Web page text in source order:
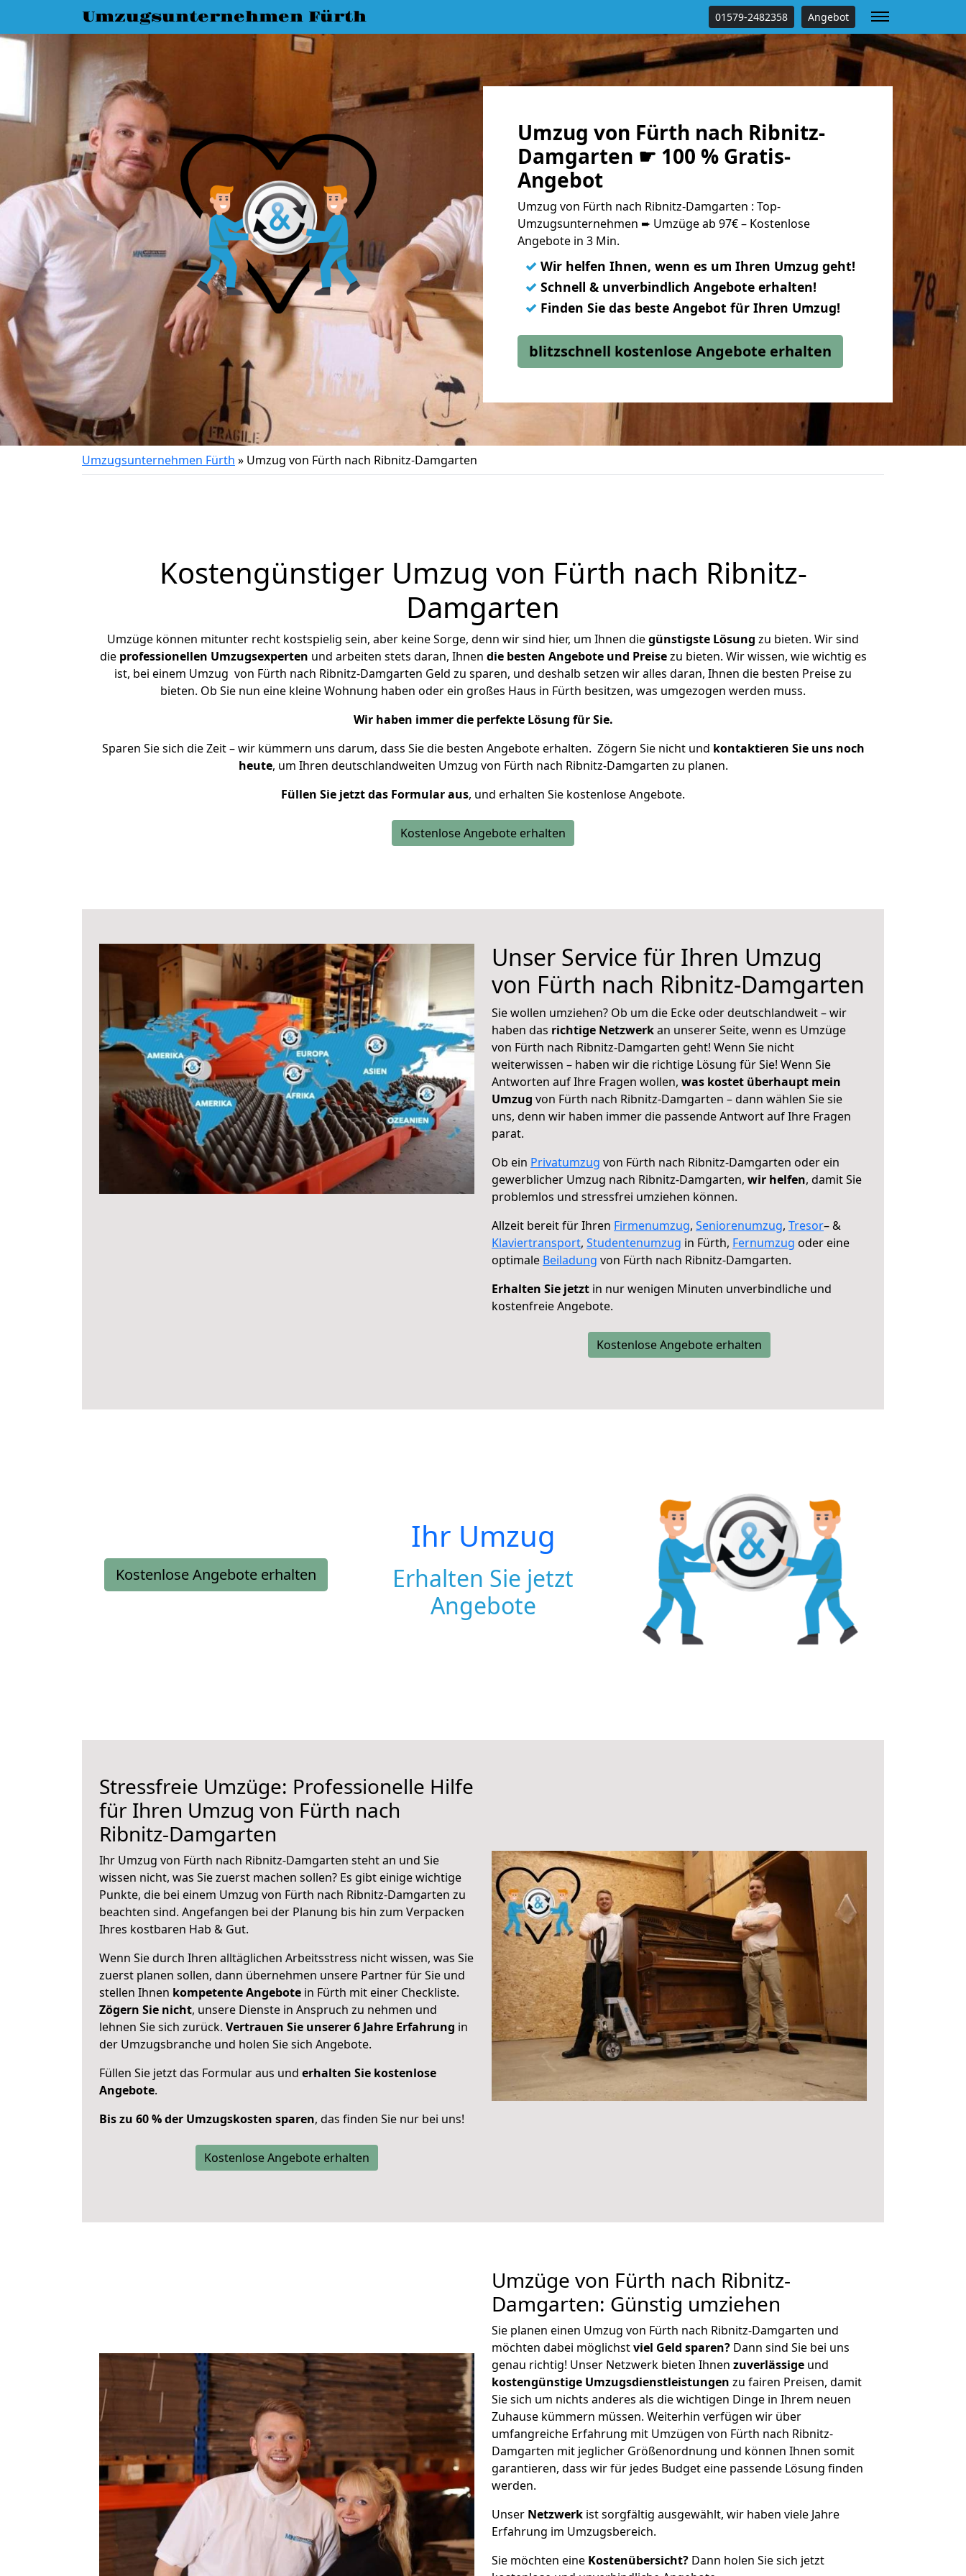
Umzugsunternehmen Fürth 01579-2482358 Angebot
Umzug von Fürth nach Ribnitz-
Damgarten ☛ 100 % Gratis-
Angebot
Umzug von Fürth nach Ribnitz-Damgarten : Top-
Umzugsunternehmen ➨ Umzüge ab 97€ – Kostenlose
Angebote in 3 Min.
✓ Wir helfen Ihnen, wenn es um Ihren Umzug geht!
✓ Schnell & unverbindlich Angebote erhalten!
✓ Finden Sie das beste Angebot für Ihren Umzug!
blitzschnell kostenlose Angebote erhalten
Umzugsunternehmen Fürth » Umzug von Fürth nach Ribnitz-Damgarten
Kostengünstiger Umzug von Fürth nach Ribnitz-
Damgarten
Umzüge können mitunter recht kostspielig sein, aber keine Sorge, denn wir sind hier, um Ihnen diegünstigste Lösung zu bieten. Wir sind
die professionellen Umzugsexperten und arbeiten stets daran, Ihnen die besten Angebote und Preisezu bieten. Wir wissen, wie wichtig es
ist, bei einem Umzug von Fürth nach Ribnitz-Damgarten Geld zu sparen, und deshalb setzen wir alles daran, Ihnen die besten Preise zu
bieten. Ob Sie nun eine kleine Wohnung haben oder ein großes Haus in Fürth besitzen, was umgezogen werden muss.
Wir haben immer die perfekte Lösung für Sie.
Sparen Sie sich die Zeit – wir kümmern uns darum, dass Sie die besten Angebote erhalten. Zögern Sie nicht und kontaktieren Sie uns noch
heute, um Ihren deutschlandweiten Umzug von Fürth nach Ribnitz-Damgarten zu planen.
Füllen Sie jetzt das Formular aus, und erhalten Sie kostenlose Angebote.
Kostenlose Angebote erhalten
Unser Service für Ihren Umzug
von Fürth nach Ribnitz-Damgarten
Sie wollen umziehen? Ob um die Ecke oder deutschlandweit – wir
haben das richtige Netzwerkan unserer Seite, wenn es Umzüge
von Fürth nach Ribnitz-Damgarten geht! Wenn Sie nicht
weiterwissen – haben wir die richtige Lösung für Sie! Wenn Sie
Antworten auf Ihre Fragen wollen, was kostet überhaupt mein
Umzug von Fürth nach Ribnitz-Damgarten – dann wählen Sie sie
uns, denn wir haben immer die passende Antwort auf Ihre Fragen
parat.
Ob ein Privatumzug von Fürth nach Ribnitz-Damgarten oder ein
gewerblicher Umzug nach Ribnitz-Damgarten, wir helfen, damit Sie
problemlos und stressfrei umziehen können.
Allzeit bereit für Ihren Firmenumzug, Seniorenumzug, Tresor– &
Klaviertransport, Studentenumzug in Fürth, Fernumzug oder eine
optimale Beiladung von Fürth nach Ribnitz-Damgarten.
Erhalten Sie jetzt in nur wenigen Minuten unverbindliche und
kostenfreie Angebote.
Kostenlose Angebote erhalten
Kostenlose Angebote erhalten
Ihr Umzug
Erhalten Sie jetzt
Angebote
Stressfreie Umzüge: Professionelle Hilfe
für Ihren Umzug von Fürth nach
Ribnitz-Damgarten
Ihr Umzug von Fürth nach Ribnitz-Damgarten steht an und Sie
wissen nicht, was Sie zuerst machen sollen? Es gibt einige wichtige
Punkte, die bei einem Umzug von Fürth nach Ribnitz-Damgarten zu
beachten sind. Angefangen bei der Planung bis hin zum Verpacken
Ihres kostbaren Hab & Gut.
Wenn Sie durch Ihren alltäglichen Arbeitsstress nicht wissen, was Sie
zuerst planen sollen, dann übernehmen unsere Partner für Sie und
stellen Ihnen kompetente Angebote in Fürth mit einer Checkliste.
Zögern Sie nicht, unsere Dienste in Anspruch zu nehmen und
lehnen Sie sich zurück. Vertrauen Sie unserer 6 Jahre Erfahrung in
der Umzugsbranche und holen Sie sich Angebote.
Füllen Sie jetzt das Formular aus und erhalten Sie kostenlose
Angebote.
Bis zu 60 % der Umzugskosten sparen, das finden Sie nur bei uns!
Kostenlose Angebote erhalten
Umzüge von Fürth nach Ribnitz-
Damgarten: Günstig umziehen
Sie planen einen Umzug von Fürth nach Ribnitz-Damgarten und
möchten dabei möglichstviel Geld sparen? Dann sind Sie bei uns
genau richtig! Unser Netzwerk bieten Ihnen zuverlässige und
kostengünstige Umzugsdienstleistungen zu fairen Preisen, damit
Sie sich um nichts anderes als die wichtigen Dinge in Ihrem neuen
Zuhause kümmern müssen. Weiterhin verfügen wir über
umfangreiche Erfahrung mit Umzügen von Fürth nach Ribnitz-
Damgarten mit jeglicher Größenordnung und können Ihnen somit
garantieren, dass wir für jedes Budget eine passende Lösung finden
werden.
Unser Netzwerk ist sorgfältig ausgewählt, wir haben viele Jahre
Erfahrung im Umzugsbereich.
Sie möchten eine Kostenübersicht? Dann holen Sie sich jetzt